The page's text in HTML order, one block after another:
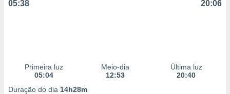
05:38 20:06
Primeira luz
05:04
Meio-dia
12:53
Última luz
20:40
Duração do dia 14h28m